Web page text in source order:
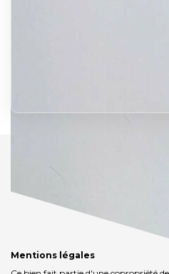
Mentions légales